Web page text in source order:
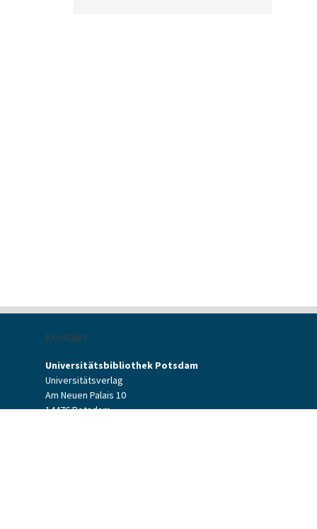
Kontakt
Universitätsbibliothek Potsdam
Universitätsverlag
Am Neuen Palais 10
14476 Potsdam